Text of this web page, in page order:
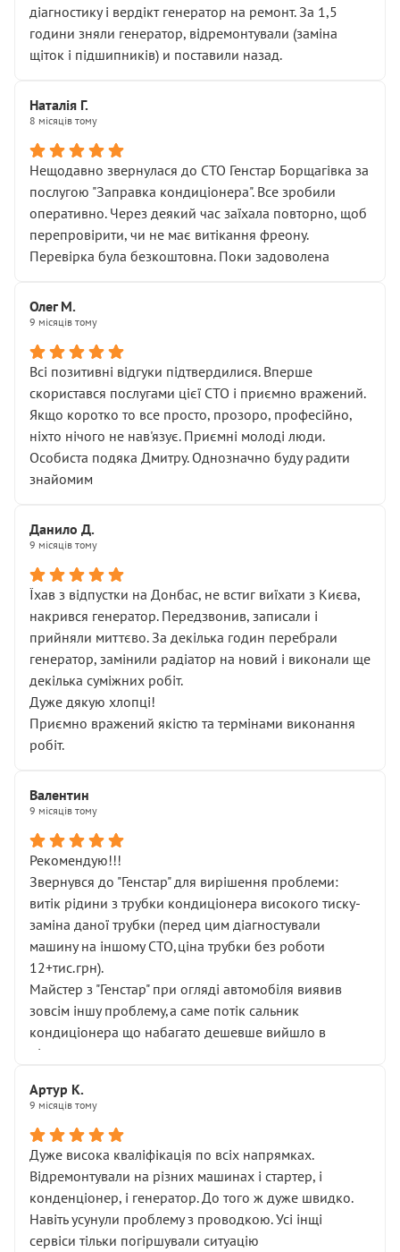
діагностику і вердікт генератор на ремонт. За 1,5
години зняли генератор, відремонтували (заміна
щіток і підшипників) и поставили назад.
Наталія Г.
8 місяців тому
Нещодавно звернулася до СТО Генстар Борщагівка за
послугою "Заправка кондиціонера". Все зробили
оперативно. Через деякий час заїхала повторно, щоб
перепровірити, чи не має витікання фреону.
Перевірка була безкоштовна. Поки задоволена
Олег М.
9 місяців тому
Всі позитивні відгуки підтвердилися. Вперше
скористався послугами цієї СТО і приємно вражений.
Якщо коротко то все просто, прозоро, професійно,
ніхто нічого не нав'язує. Приємні молоді люди.
Особиста подяка Дмитру. Однозначно буду радити
знайомим
Данило Д.
9 місяців тому
Їхав з відпустки на Донбас, не встиг виїхати з Києва,
накрився генератор. Передзвонив, записали і
прийняли миттєво. За декілька годин перебрали
генератор, замінили радіатор на новий і виконали ще
декілька суміжних робіт.
Дуже дякую хлопці!
Приємно вражений якістю та термінами виконання
робіт.
Валентин
9 місяців тому
Рекомендую!!!
Звернувся до "Генстар" для вирішення проблеми:
витік рідини з трубки кондиціонера високого тиску-
заміна даної трубки (перед цим діагностували
машину на іншому СТО,ціна трубки без роботи
12+тис.грн).
Майстер з "Генстар" при огляді автомобіля виявив
зовсім іншу проблему,а саме потік сальник
кондиціонера що набагато дешевше вийшло в
підсумку.
Артур К.
9 місяців тому
Дуже висока кваліфікація по всіх напрямках.
Відремонтували на різних машинах і стартер, і
конденціонер, і генератор. До того ж дуже швидко.
Навіть усунули проблему з проводкою. Усі інщі
сервіси тільки погіршували ситуацію